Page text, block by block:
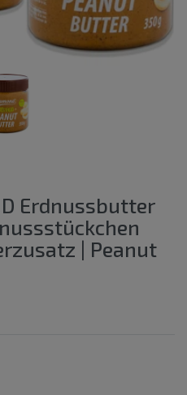
Erdnussbutter
| Peanut